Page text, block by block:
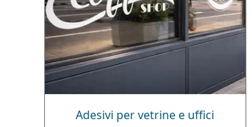
Adesivi per vetrine e uffici